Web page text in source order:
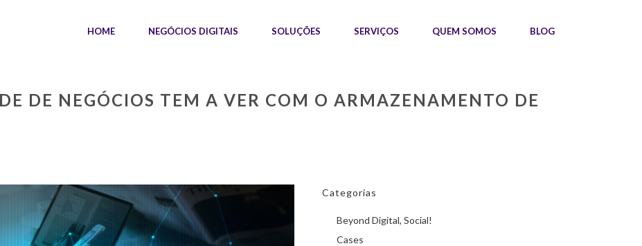
HOME NEGÓCIOS DIGITAIS SOLUÇÕES SERVIÇOS QUEM SOMOS BLOG
DE NEGÓCIOS TEM A VER COM O ARMAZENAMENTO DE
Categorias
Beyond Digital, Social!
Cases